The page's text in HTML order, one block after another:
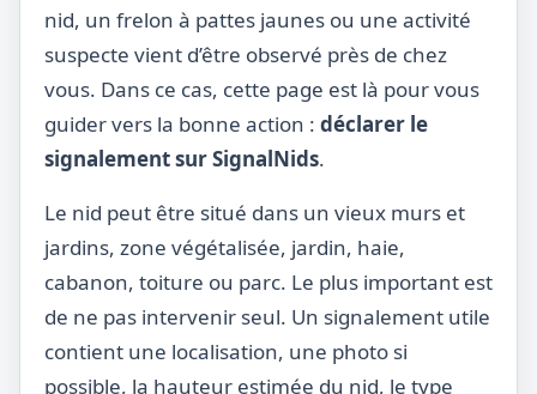
nid, un frelon à pattes jaunes ou une activité
suspecte vient d’être observé près de chez
vous. Dans ce cas, cette page est là pour vous
guider vers la bonne action : déclarer le
signalement sur SignalNids.
Le nid peut être situé dans un vieux murs et
jardins, zone végétalisée, jardin, haie,
cabanon, toiture ou parc. Le plus important est
de ne pas intervenir seul. Un signalement utile
contient une localisation, une photo si
possible, la hauteur estimée du nid, le type